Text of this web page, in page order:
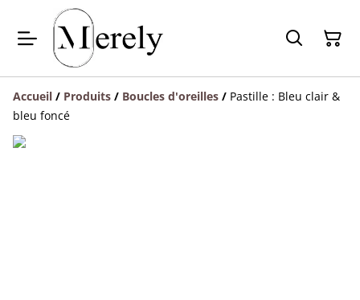
Accueil / Produits / Boucles d'oreilles / Pastille : Bleu clair &
bleu foncé